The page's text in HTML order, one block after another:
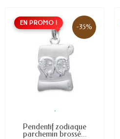
EN PROMO ! -35%
.
Pendentif zodiaque
parchemin brossé...